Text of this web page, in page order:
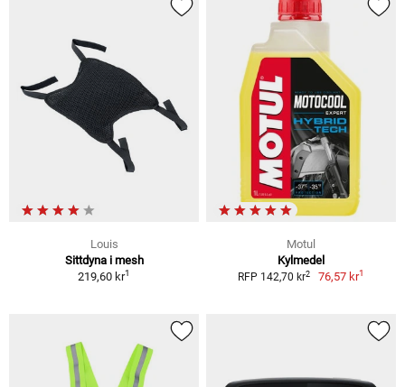
Louis
Sittdyna i mesh
219,60 kr1
Motul
Kylmedel
RFP 142,70 kr2 76,57 kr1